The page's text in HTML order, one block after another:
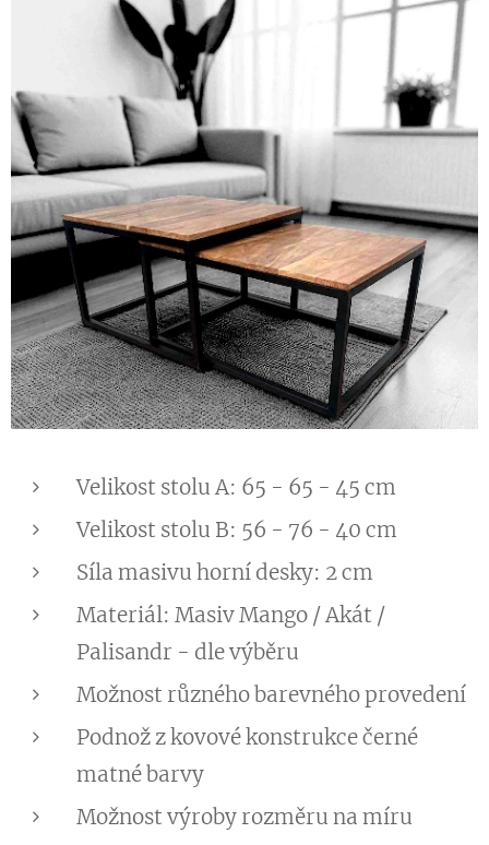
Velikost stolu A: 65 - 65 - 45 cm
Velikost stolu B: 56 - 76 - 40 cm
Síla masivu horní desky: 2 cm
Materiál: Masiv Mango / Akát /
Palisandr - dle výběru
Možnost různého barevného provedení
Podnož z kovové konstrukce černé
matné barvy
Možnost výroby rozměru na míru